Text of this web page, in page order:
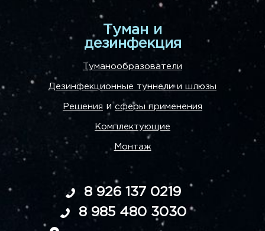
Туман и
дезинфекция
Туманообразователи
Дезинфекционные туннели и шлюзы
Решения исферы применения
Комплектующие
Монтаж
8 926 137 0219
8 985 480 3030